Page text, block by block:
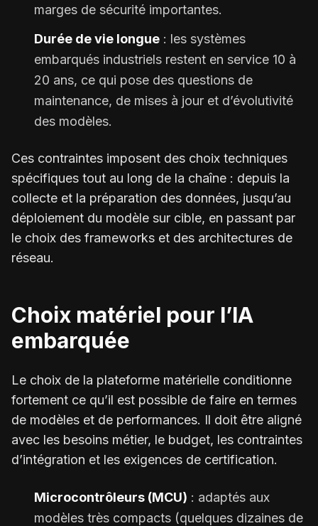
marges de sécurité importantes.
Durée de vie longue : les systèmes
embarqués industriels restent en service 10 à
20 ans, ce qui pose des questions de
maintenance, de mises à jour et d’évolutivité
des modèles.
Ces contraintes imposent des choix techniques
spécifiques tout au long de la chaîne : depuis la
collecte et la préparation des données, jusqu’au
déploiement du modèle sur cible, en passant par
le choix des frameworks et des architectures de
réseau.
Choix matériel pour l’IA
embarquée
Le choix de la plateforme matérielle conditionne
fortement ce qu’il est possible de faire en termes
de modèles et de performances. Il doit être aligné
avec les besoins métier, le budget, les contraintes
d’intégration et les exigences de certification.
Microcontrôleurs (MCU) : adaptés aux
modèles très compacts (quelques dizaines de